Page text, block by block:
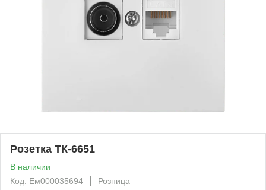
Розетка ТК-6651
В наличии
Код: Ем000035694
Розница